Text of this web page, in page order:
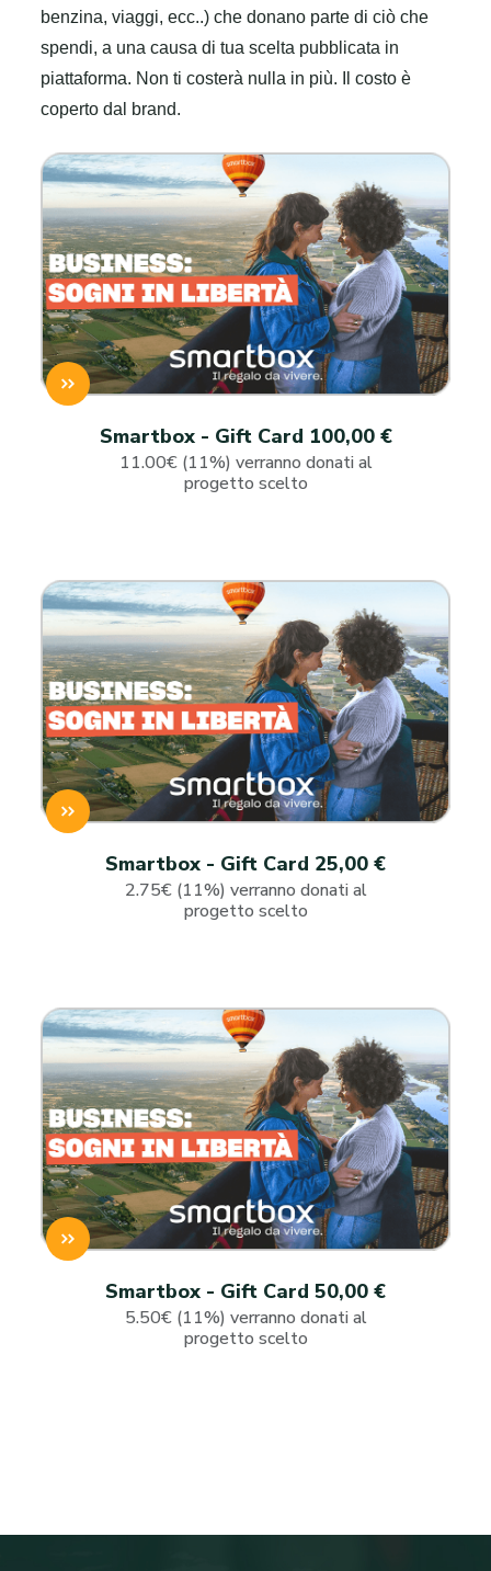
benzina, viaggi, ecc..) che donano parte di ciò che
spendi, a una causa di tua scelta pubblicata in
piattaforma. Non ti costerà nulla in più. Il costo è
coperto dal brand.
Smartbox - Gift Card 100,00 €
11.00€ (11%) verranno donati al
progetto scelto
Smartbox - Gift Card 25,00 €
2.75€ (11%) verranno donati al
progetto scelto
Smartbox - Gift Card 50,00 €
5.50€ (11%) verranno donati al
progetto scelto